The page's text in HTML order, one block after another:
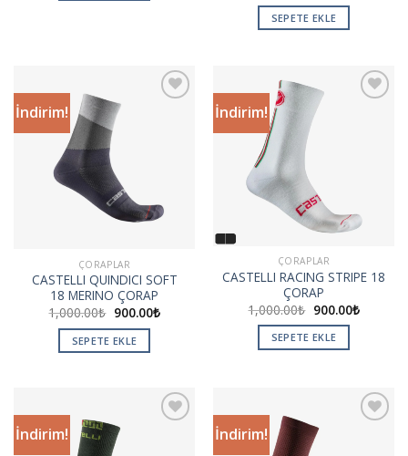
SEPETE EKLE
İndirim!
ÇORAPLAR
CASTELLI QUINDICI SOFT
18 MERINO ÇORAP
1,000.00₺ 900.00₺
SEPETE EKLE
İndirim!
ÇORAPLAR
CASTELLI RACING STRIPE 18
ÇORAP
1,000.00₺ 900.00₺
SEPETE EKLE
İndirim! İndirim!